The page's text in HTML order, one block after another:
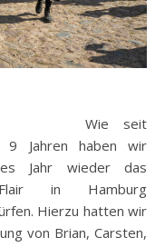
Wie seit
9 Jahren haben wir
Jahr wieder das
in Hamburg
Hierzu hatten wir
von Brian, Carsten,